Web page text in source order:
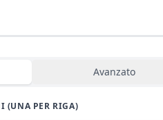
Avanzato
(UNA PER RIGA)